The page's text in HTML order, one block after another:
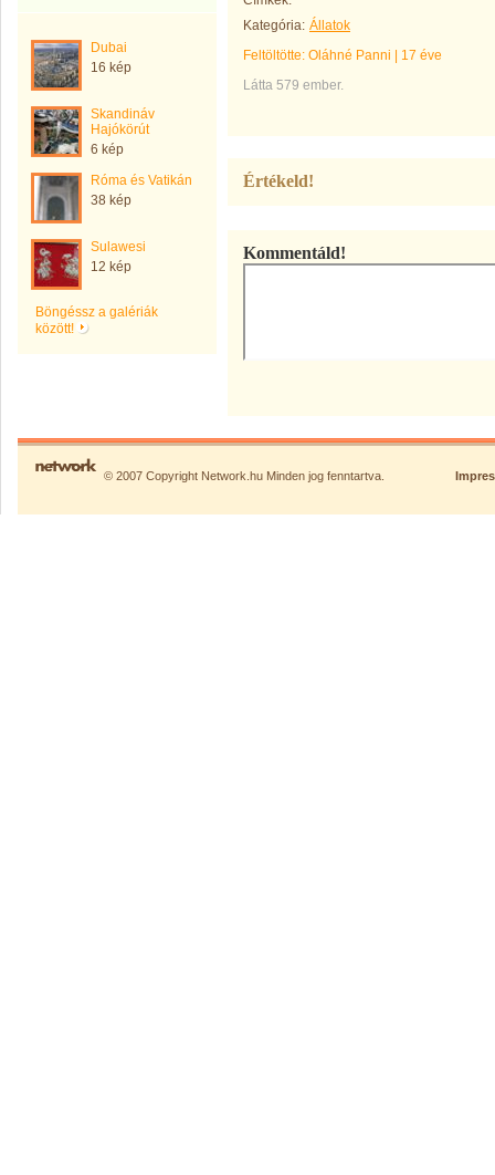
Dubai
16 kép
Skandináv
Hajókörút
6 kép
Róma és Vatikán
38 kép
Sulawesi
12 kép
Böngéssz a galériák
között!
Kategória: Állatok
Feltöltötte: Oláhné Panni
17 éve
Látta 579 ember.
Értékeld!
Kommentáld!
© 2007 Copyright Network.hu Minden jog fenntartva.